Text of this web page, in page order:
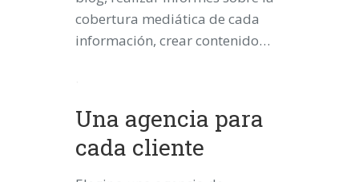
cobertura mediática de cada
información, crear contenido…
Una agencia para
cada cliente